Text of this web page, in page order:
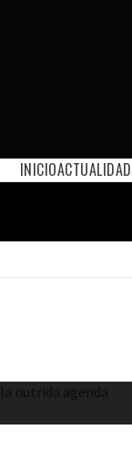
INICIOACTUALIDAD